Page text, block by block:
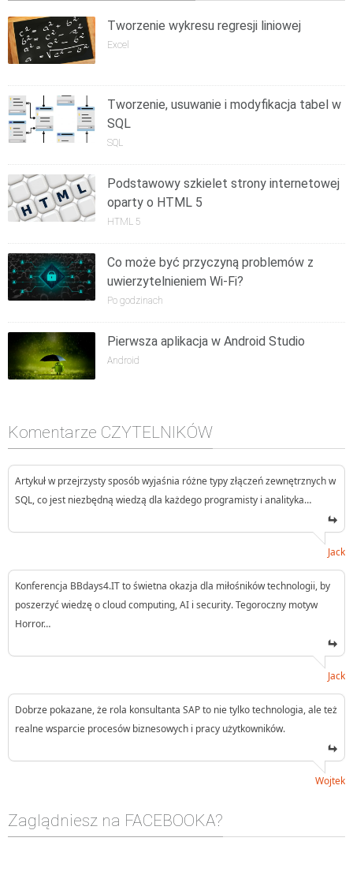
Tworzenie wykresu regresji liniowej
Excel
Tworzenie, usuwanie i modyfikacja tabel w
SQL
SQL
Podstawowy szkielet strony internetowej
oparty o HTML 5
HTML 5
Co może być przyczyną problemów z
uwierzytelnieniem Wi-Fi?
Po godzinach
Pierwsza aplikacja w Android Studio
Android
Komentarze CZYTELNIKÓW
Artykuł w przejrzysty sposób wyjaśnia różne typy złączeń zewnętrznych w
SQL, co jest niezbędną wiedzą dla każdego programisty i analityka…
Jack
Konferencja BBdays4.IT to świetna okazja dla miłośników technologii, by
poszerzyć wiedzę o cloud computing, AI i security. Tegoroczny motyw
Horror…
Jack
Dobrze pokazane, że rola konsultanta SAP to nie tylko technologia, ale też
realne wsparcie procesów biznesowych i pracy użytkowników.
Wojtek
Zaglądniesz na FACEBOOKA?